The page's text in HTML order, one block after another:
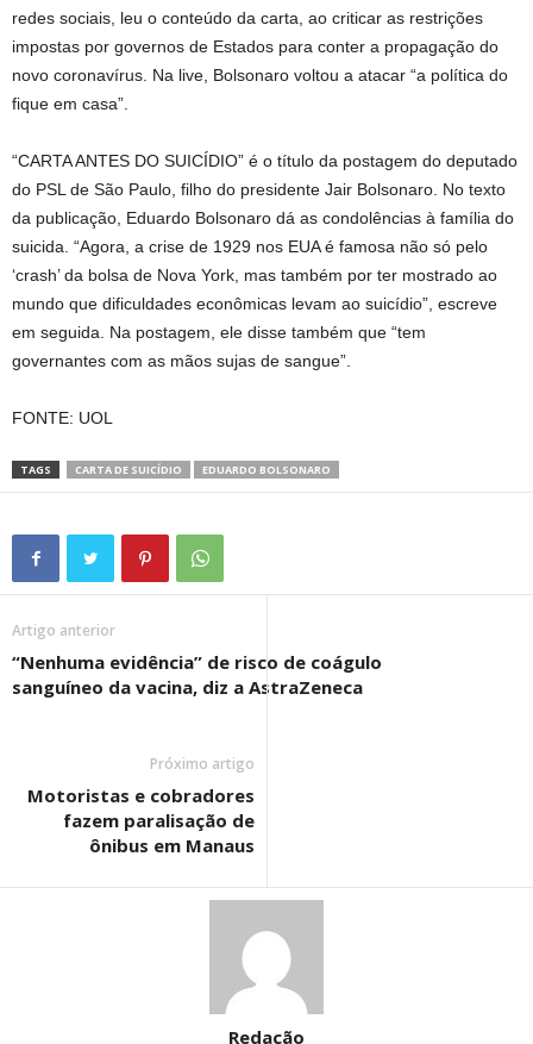
redes sociais, leu o conteúdo da carta, ao criticar as restrições
impostas por governos de Estados para conter a propagação do
novo coronavírus. Na live, Bolsonaro voltou a atacar “a política do
fique em casa”.
“CARTA ANTES DO SUICÍDIO” é o título da postagem do deputado
do PSL de São Paulo, filho do presidente Jair Bolsonaro. No texto
da publicação, Eduardo Bolsonaro dá as condolências à família do
suicida. “Agora, a crise de 1929 nos EUA é famosa não só pelo
‘crash’ da bolsa de Nova York, mas também por ter mostrado ao
mundo que dificuldades econômicas levam ao suicídio”, escreve
em seguida. Na postagem, ele disse também que “tem
governantes com as mãos sujas de sangue”.
FONTE: UOL
TAGS CARTA DE SUICÍDIO EDUARDO BOLSONARO
Artigo anterior
“Nenhuma evidência” de risco de coágulo
sanguíneo da vacina, diz a AstraZeneca
Próximo artigo
Motoristas e cobradores
fazem paralisação de
ônibus em Manaus
Redação